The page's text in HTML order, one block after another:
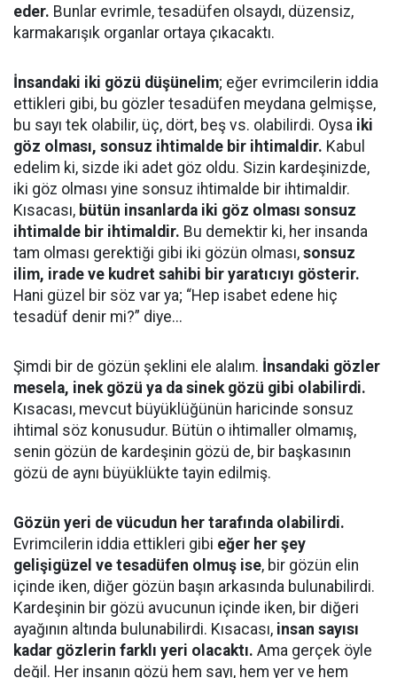
eder. Bunlar evrimle, tesadüfen olsaydı, düzensiz,
karmakarışık organlar ortaya çıkacaktı.
İnsandaki iki gözü düşünelim; eğer evrimcilerin iddia
ettikleri gibi, bu gözler tesadüfen meydana gelmişse,
bu sayı tek olabilir, üç, dört, beş vs. olabilirdi. Oysa iki
göz olması, sonsuz ihtimalde bir ihtimaldir. Kabul
edelim ki, sizde iki adet göz oldu. Sizin kardeşinizde,
iki göz olması yine sonsuz ihtimalde bir ihtimaldir.
Kısacası, bütün insanlarda iki göz olması sonsuz
ihtimalde bir ihtimaldir. Bu demektir ki, her insanda
tam olması gerektiği gibi iki gözün olması, sonsuz
ilim, irade ve kudret sahibi bir yaratıcıyı gösterir.
Hani güzel bir söz var ya; “Hep isabet edene hiç
tesadüf denir mi?” diye...
Şimdi bir de gözün şeklini ele alalım. İnsandaki gözler
mesela, inek gözü ya da sinek gözü gibi olabilirdi.
Kısacası, mevcut büyüklüğünün haricinde sonsuz
ihtimal söz konusudur. Bütün o ihtimaller olmamış,
senin gözün de kardeşinin gözü de, bir başkasının
gözü de aynı büyüklükte tayin edilmiş.
Gözün yeri de vücudun her tarafında olabilirdi.
Evrimcilerin iddia ettikleri gibi eğer her şey
gelişigüzel ve tesadüfen olmuş ise, bir gözün elin
içinde iken, diğer gözün başın arkasında bulunabilirdi.
Kardeşinin bir gözü avucunun içinde iken, bir diğeri
ayağının altında bulunabilirdi. Kısacası, insan sayısı
kadar gözlerin farklı yeri olacaktı. Ama gerçek öyle
değil. Her insanın gözü hem sayı, hem yer ve hem